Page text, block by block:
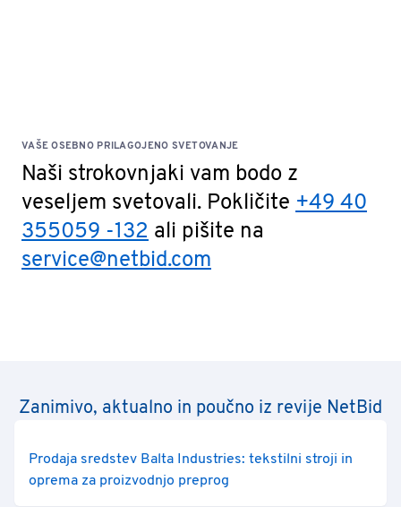
VAŠE OSEBNO PRILAGOJENO SVETOVANJE
Naši strokovnjaki vam bodo z
veseljem svetovali. Pokličite +49 40
355059 -132 ali pišite na
service@netbid.com
Zanimivo, aktualno in poučno iz revije NetBid
Prodaja sredstev Balta Industries: tekstilni stroji in
oprema za proizvodnjo preprog